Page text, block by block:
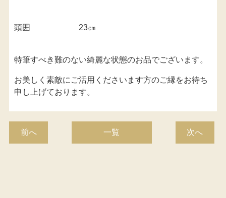
頭囲 23㎝
特筆すべき難のない綺麗な状態のお品でございます。
お美しく素敵にご活用くださいます方のご縁をお待ち
申し上げております。
前へ 一覧 次へ